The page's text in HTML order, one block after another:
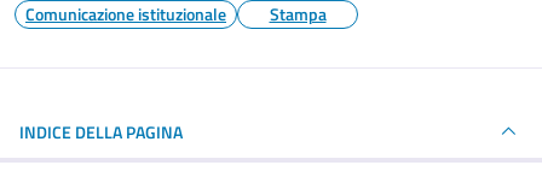
Comunicazione istituzionale Stampa
INDICE DELLA PAGINA